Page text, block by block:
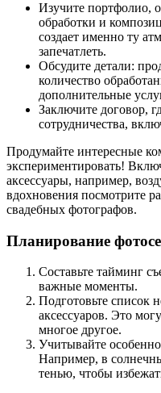
Изучите портфолио,
обработки и
создает именно ту
запечатлеть.
Обсудите детали:
количество
дополнительные
Заключите договор,
сотрудничества,
Продумайте интересные
экспериментировать!
аксессуары, например,
вдохновения посмотрите
свадебных фотографов.
Планирование
Составьте тайминг
важные моменты.
Подготовьте список
аксессуаров. Это
многое другое.
Учитывайте
Например, в
тенью, чтобы